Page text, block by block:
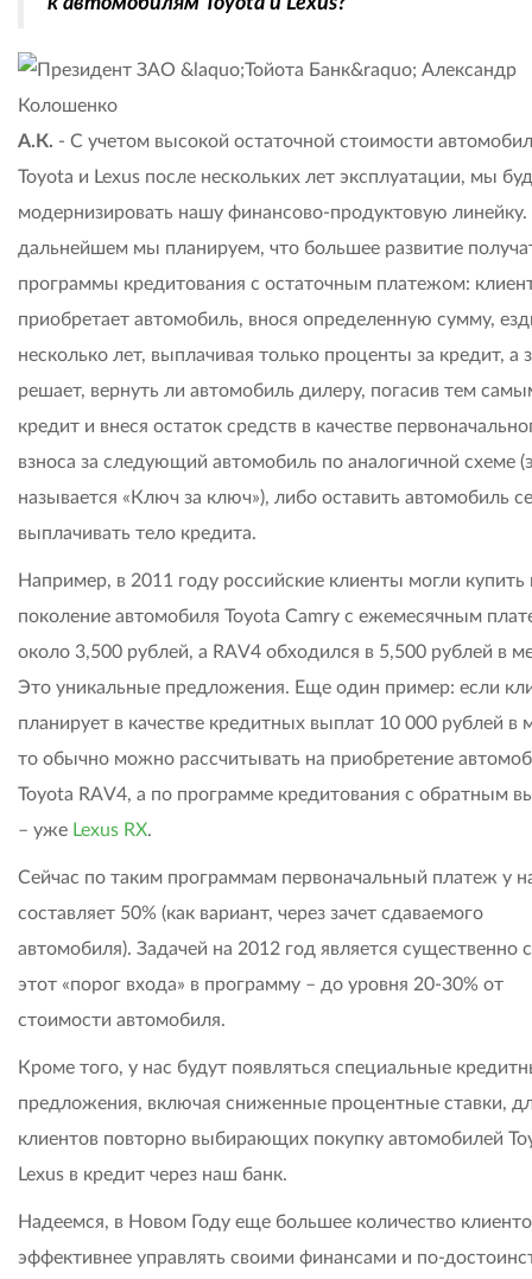
А.К. - C учетом высокой остаточной стоимости
Toyota и Lexus после нескольких лет эксплуатации, мы
модернизировать нашу финансово-продуктовую линейку.
дальнейшем мы планируем, что большее развитие
программы кредитования с остаточным платежом:
приобретает автомобиль, внося определенную сумму,
несколько лет, выплачивая только проценты за кредит, а
решает, вернуть ли автомобиль дилеру, погасив тем
кредит и внеся остаток средств в качестве
взноса за следующий автомобиль по аналогичной схеме
называется «Ключ за ключ»), либо оставить автомобиль
выплачивать тело кредита.
Например, в 2011 году российские клиенты могли купить
поколение автомобиля Toyota Camry с ежемесячным
около 3,500 рублей, а RAV4 обходился в 5,500 рублей в
Это уникальные предложения. Еще один пример: если
планирует в качестве кредитных выплат 10 000 рублей в
то обычно можно рассчитывать на приобретение
Toyota RAV4, а по программе кредитования с обратным
– уже Lexus RX.
Сейчас по таким программам первоначальный платеж у
составляет 50% (как вариант, через зачет сдаваемого
автомобиля). Задачей на 2012 год является существенно
этот «порог входа» в программу – до уровня 20-30% от
стоимости автомобиля.
Кроме того, у нас будут появляться специальные
предложения, включая сниженные процентные ставки,
клиентов повторно выбирающих покупку автомобилей
Lexus в кредит через наш банк.
Надеемся, в Новом Году еще большее количество
эффективнее управлять своими финансами и по-